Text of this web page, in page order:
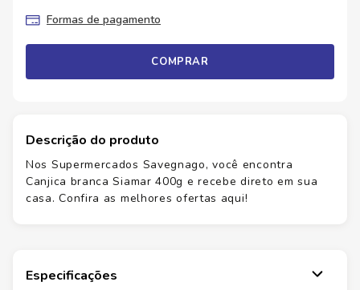
Formas de pagamento
COMPRAR
Descrição do produto
Nos Supermercados Savegnago, você encontra
Canjica branca Siamar 400g e recebe direto em sua
casa. Confira as melhores ofertas aqui!
Especificações